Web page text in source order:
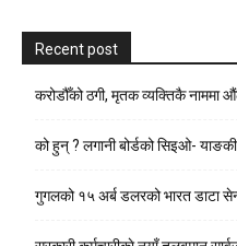
Recent post
करोडौँको ठगी, मृतक व्यक्तिकै नाममा
को हुन् ? लगानी बोर्डको सिइओ-
गुगलको १५ अर्ब डलरको भारत डाटा